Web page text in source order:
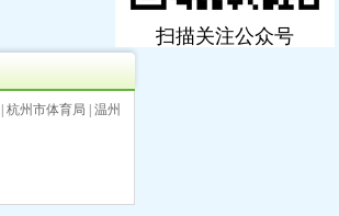
杭州市体育局
温州
扫描关注公众号